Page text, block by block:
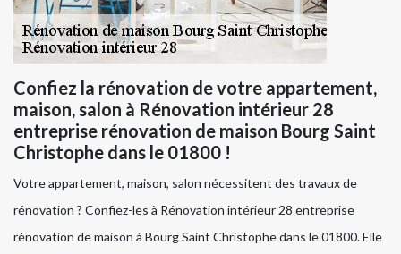
Confiez la rénovation de votre appartement,
maison, salon à Rénovation intérieur 28
entreprise rénovation de maison Bourg Saint
Christophe dans le 01800 !
Votre appartement, maison, salon nécessitent des travaux de
rénovation ? Confiez-les à Rénovation intérieur 28 entreprise
rénovation de maison à Bourg Saint Christophe dans le 01800. Elle